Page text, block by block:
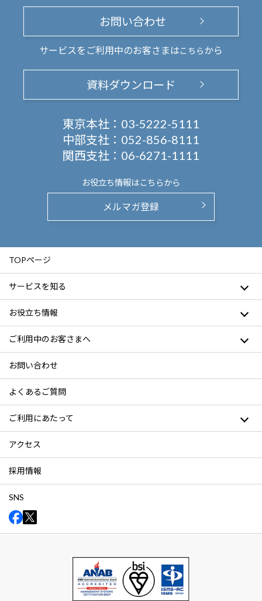
お問い合わせ
サービスをご利用中のお客さまはこちらから
資料ダウンロード
東京本社： 03-5222-5111
中部支社： 052-856-8111
関西支社： 06-6271-1111
お役立ち情報はこちらから
メルマガ登録
TOPページ
サービスを知る
お役立ち情報
ご利用中のお客さまへ
お問い合わせ
よくあるご質問
ご利用にあたって
アクセス
採用情報
SNS